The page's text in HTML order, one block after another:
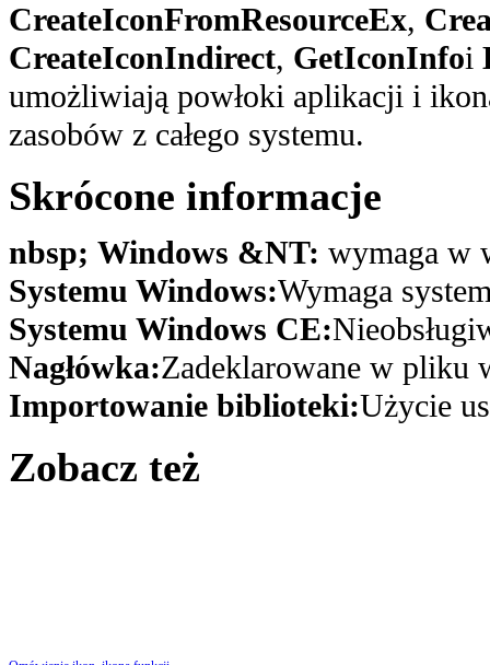
CreateIconFromResourceEx,
CreateIconIndirect, GetIconInfoi
umożliwiają powłoki aplikacji i
zasobów z całego systemu.
Skrócone informacje
nbsp; Windows &NT: wymaga w
Systemu Windows:Wymaga
Systemu Windows CE:
Nagłówka:Zadeklarowane w pliku
Importowanie biblioteki:Użycie
Zobacz też